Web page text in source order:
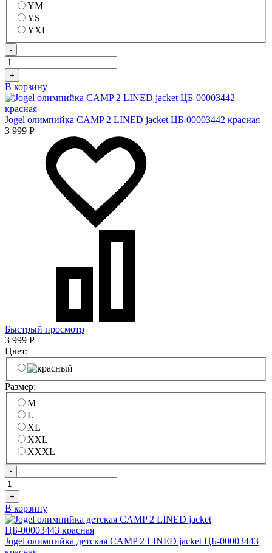
YM
YS
YXL
-
+
В корзину
Jogel олимпийка CAMP 2 LINED jacket ЦБ-00003442 красная
3 999 Р
Быстрый просмотр
3 999 Р
Цвет:
Размер:
M
L
XL
XXL
XXXL
-
+
В корзину
Jogel олимпийка детская CAMP 2 LINED jacket ЦБ-00003443